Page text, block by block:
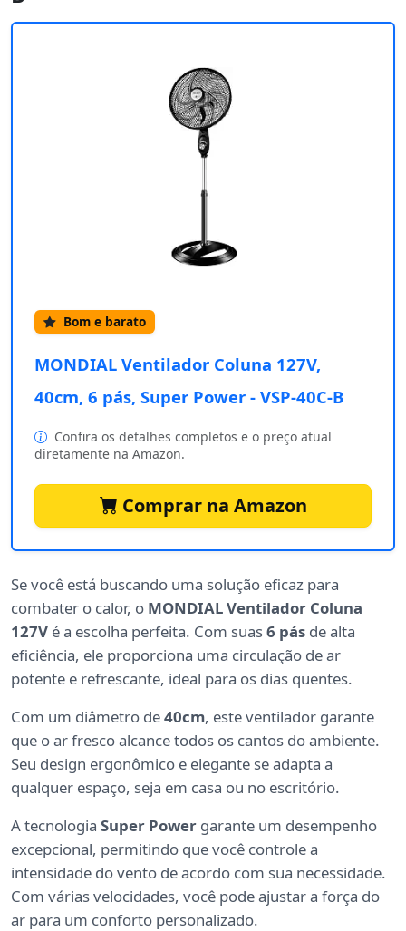
Bom e barato
MONDIAL Ventilador Coluna 127V,
40cm, 6 pás, Super Power - VSP-40C-B
Confira os detalhes completos e o preço atual
diretamente na Amazon.
Comprar na Amazon
Se você está buscando uma solução eficaz para
combater o calor, o MONDIAL Ventilador Coluna
127V é a escolha perfeita. Com suas6 pás de alta
eficiência, ele proporciona uma circulação de ar
potente e refrescante, ideal para os dias quentes.
Com um diâmetro de40cm, este ventilador garante
que o ar fresco alcance todos os cantos do ambiente.
Seu design ergonômico e elegante se adapta a
qualquer espaço, seja em casa ou no escritório.
A tecnologia Super Power garante um desempenho
excepcional, permitindo que você controle a
intensidade do vento de acordo com sua necessidade.
Com várias velocidades, você pode ajustar a força do
ar para um conforto personalizado.